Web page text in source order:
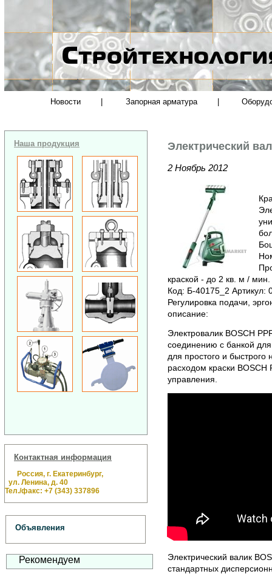
Новости Запорная арматура
Наша продукция
Контактная информация
Россия, г. Екатеринбург,
ул. Ленина, д. 40
Тел./факс: +7 (343) 337896
Объявления
Рекомендуем
Электрический
2 Ноябрь 2012
краской - до 2 кв. м /
Код: Б-40175_2 Артикул:
Регулировка подачи,
описание:
Электровалик BOSCH
соединению с банкой
для простого и быстрого
расходом краски
управления.
Электрический валик
стандартных